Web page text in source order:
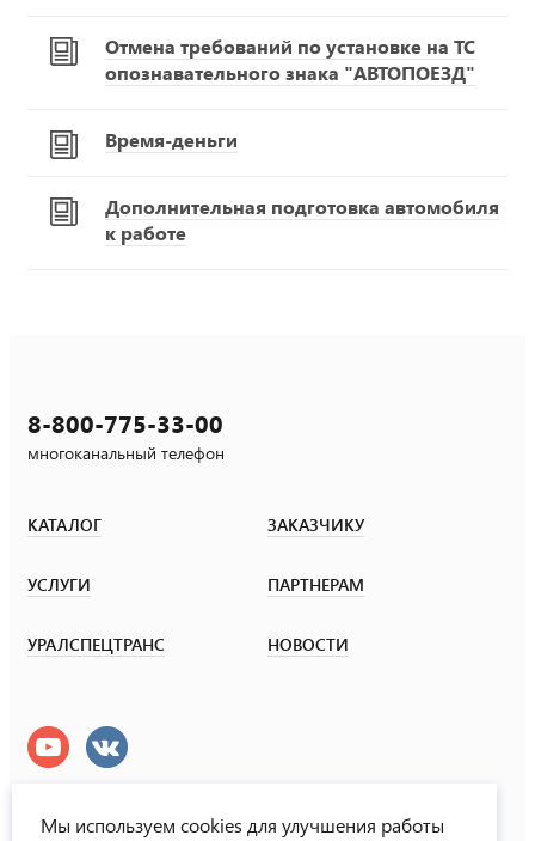
Отмена требований по установке на ТС
опознавательного знака "АВТОПОЕЗД"
Время-деньги
Дополнительная подготовка автомобиля
к работе
8-800-775-33-00
многоканальный телефон
КАТАЛОГ ЗАКАЗЧИКУ
УСЛУГИ ПАРТНЕРАМ
УРАЛСПЕЦТРАНС НОВОСТИ
Мы используем cookies для улучшения работы